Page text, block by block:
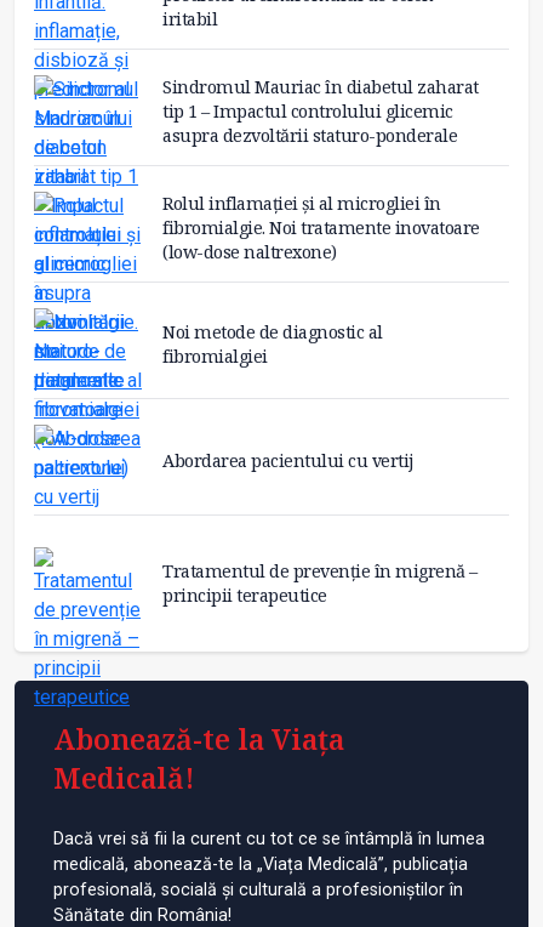
iritabil
Sindromul Mauriac în diabetul zaharat
tip 1 – Impactul controlului glicemic
asupra dezvoltării staturo-ponderale
Rolul inflamației și al microgliei în
fibromialgie. Noi tratamente inovatoare
(low-dose naltrexone)
Noi metode de diagnostic al
fibromialgiei
Abordarea pacientului cu vertij
Tratamentul de prevenție în migrenă –
principii terapeutice
Abonează-te la Viața
Medicală!
Dacă vrei să fii la curent cu tot ce se întâmplă în lumea
medicală, abonează-te la „Viața Medicală”, publicația
profesională, socială și culturală a profesioniștilor în
Sănătate din România!